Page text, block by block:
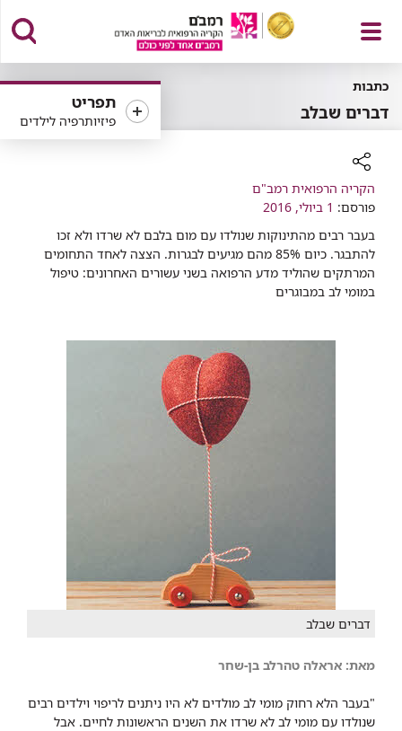
פתח
תפריט
תפריט
פיזיותרפיה לילדים
כתבות
דברים שבלב
רכיב
שיתוף
הקריה הרפואית רמב"ם
פורסם: 1 ביולי, 2016
בעבר רבים מהתינוקות שנולדו עם מום בלבם לא שרדו ולא זכו
להתבגר. כיום 85% מהם מגיעים לבגרות. הצצה לאחד התחומים
המרתקים שהוליד מדע הרפואה בשני עשורים האחרונים: טיפול
במומי לב במבוגרים​​​​
דברים שבלב
מאת: אראלה טהרלב בן-שחר
​"בעבר הלא רחוק מומי לב מולדים לא היו ניתנים לריפוי וילדים רבים
שנולדו עם מומי לב לא שרדו את השנים הראשונות לחיים. אבל